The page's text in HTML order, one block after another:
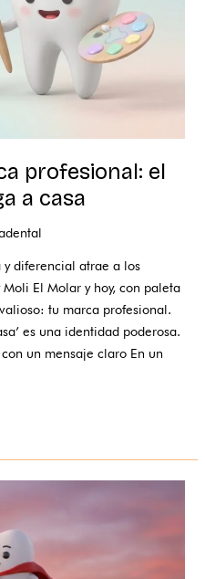
profesional: el
a casa
diferencial atrae a los
El Molar y hoy, con paleta
tu marca profesional.
es una identidad poderosa.
un mensaje claro En un